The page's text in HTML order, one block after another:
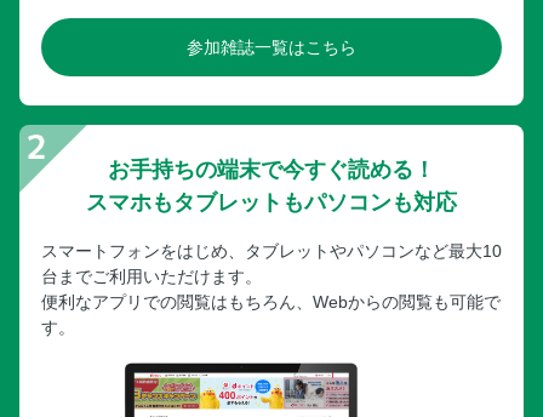
参加雑誌一覧はこちら
お手持ちの端末で今すぐ読める！
スマホもタブレットもパソコンも対応
スマートフォンをはじめ、タブレットやパソコンなど最大10
台までご利用いただけます。
便利なアプリでの閲覧はもちろん、Webからの閲覧も可能で
す。